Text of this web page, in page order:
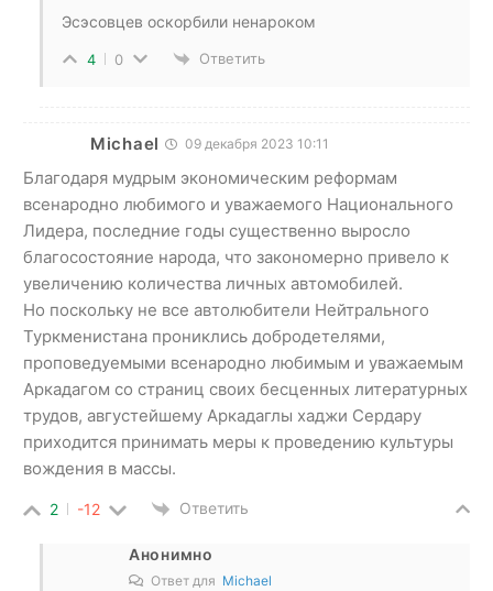
Эсэсовцев оскорбили ненароком
4 0 Ответить
Michael 09 декабря 2023 10:11
Благодаря мудрым экономическим реформам
всенародно любимого и уважаемого Национального
Лидера, последние годы существенно выросло
благосостояние народа, что закономерно привело к
увеличению количества личных автомобилей.
Но поскольку не все автолюбители Нейтрального
Туркменистана прониклись добродетелями,
проповедуемыми всенародно любимым и уважаемым
Аркадагом со страниц своих бесценных литературных
трудов, августейшему Аркадаглы хаджи Сердару
приходится принимать меры к проведению культуры
вождения в массы.
2 -12 Ответить
Анонимно
Ответ для Michael